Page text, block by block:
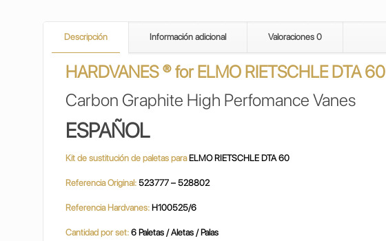
Descripción Información adicional Valoraciones 0
HARDVANES ® for ELMO RIETSCHLE DTA 60
Carbon Graphite High Perfomance Vanes
ESPAÑOL
Kit de sustitución de paletas para ELMO RIETSCHLE DTA 60
Referencia Original: 523777 – 528802
Referencia Hardvanes: H100525/6
Cantidad por set:6 Paletas / Aletas / Palas